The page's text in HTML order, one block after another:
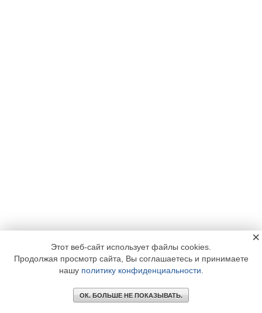
Этот веб-сайт использует файлы cookies.
Продолжая просмотр сайта, Вы соглашаетесь и принимаете
нашу политику конфиденциальности
ОК. БОЛЬШЕ НЕ ПОКАЗЫВАТЬ.
×